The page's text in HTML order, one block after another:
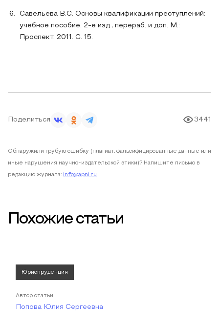
Савельева В.С. Основы квалификации преступлений:
учебное пособие. 2-е изд., перераб. и доп. М.:
Проспект, 2011. С. 15.
Поделиться 3441
Обнаружили грубую ошибку (плагиат, фальсифицированные данные или
иные нарушения научно-издательской этики)? Напишите письмо в
редакцию журнала: info@apni.ru
Похожие статьи
Юриспруденция
Автор статьи
Попова Юлия Сергеевна